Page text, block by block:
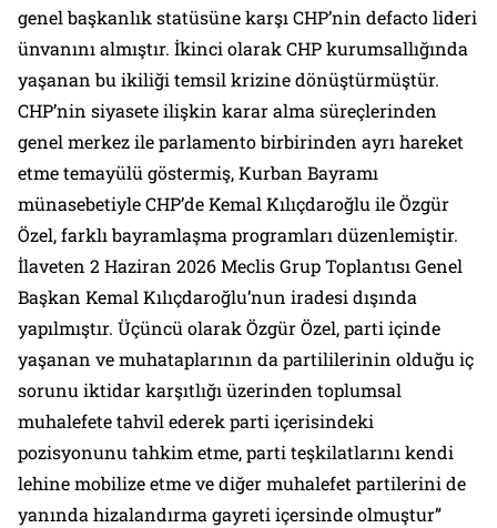
genel başkanlık statüsüne karşı CHP’nin defacto lideri
ünvanını almıştır. İkinci olarak CHP kurumsallığında
yaşanan bu ikiliği temsil krizine dönüştürmüştür.
CHP’nin siyasete ilişkin karar alma süreçlerinden
genel merkez ile parlamento birbirinden ayrı hareket
etme temayülü göstermiş, Kurban Bayramı
münasebetiyle CHP’de Kemal Kılıçdaroğlu ile Özgür
Özel, farklı bayramlaşma programları düzenlemiştir.
İlaveten 2 Haziran 2026 Meclis Grup Toplantısı Genel
Başkan Kemal Kılıçdaroğlu’nun iradesi dışında
yapılmıştır. Üçüncü olarak Özgür Özel, parti içinde
yaşanan ve muhataplarının da partililerinin olduğu iç
sorunu iktidar karşıtlığı üzerinden toplumsal
muhalefete tahvil ederek parti içerisindeki
pozisyonunu tahkim etme, parti teşkilatlarını kendi
lehine mobilize etme ve diğer muhalefet partilerini de
yanında hizalandırma gayreti içersinde olmuştur”